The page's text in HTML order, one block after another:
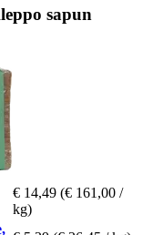
sapun
€ 14,49 (€ 161,00 /
kg)